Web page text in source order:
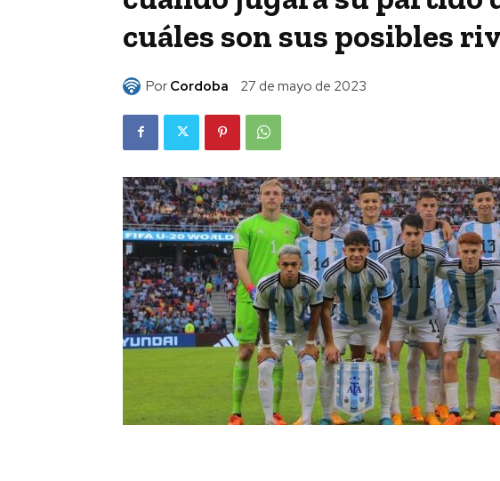
cuáles son sus posibles
Por Cordoba 27 de mayo de 2023